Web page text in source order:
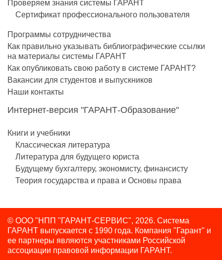
Проверяем знания системы ГАРАНТ
Сертификат профессионального пользователя
Программы сотрудничества
Как правильно указывать библиографические ссылки
на материалы системы ГАРАНТ
Как опубликовать свою работу в системе ГАРАНТ?
Вакансии для студентов и выпускников
Наши контакты
Интернет-версия "ГАРАНТ-Образование"
Книги и учебники
Классическая литература
Литература для будущего юриста
Будущему бухгалтеру, экономисту, финансисту
Теория государства и права и Основы права
© ООО "НПП "ГАРАНТ-СЕРВИС", 2026. Система
ГАРАНТ выпускается с 1990 года. Компания "Гарант" и
ее партнеры являются участниками Российской
ассоциации правовой информации ГАРАНТ.